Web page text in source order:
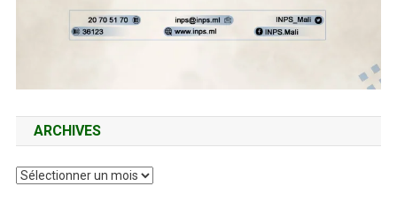
ARCHIVES
Archives